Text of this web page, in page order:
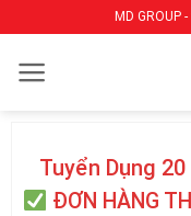
qua
nội
MD
Tuyển Dụng
ĐƠN HÀNG